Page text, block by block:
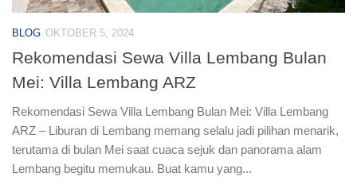
BLOG OKTOBER 5, 2024
Rekomendasi Sewa Villa Lembang Bulan
Mei: Villa Lembang ARZ
Rekomendasi Sewa Villa Lembang Bulan Mei: Villa Lembang
ARZ – Liburan di Lembang memang selalu jadi pilihan menarik,
terutama di bulan Mei saat cuaca sejuk dan panorama alam
Lembang begitu memukau. Buat kamu yang...